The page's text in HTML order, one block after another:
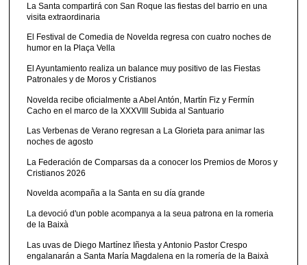
La Santa compartirá con San Roque las fiestas del barrio en una
visita extraordinaria
El Festival de Comedia de Novelda regresa con cuatro noches de
humor en la Plaça Vella
El Ayuntamiento realiza un balance muy positivo de las Fiestas
Patronales y de Moros y Cristianos
Novelda recibe oficialmente a Abel Antón, Martín Fiz y Fermín
Cacho en el marco de la XXXVIII Subida al Santuario
Las Verbenas de Verano regresan a La Glorieta para animar las
noches de agosto
La Federación de Comparsas da a conocer los Premios de Moros y
Cristianos 2026
Novelda acompaña a la Santa en su día grande
La devoció d'un poble acompanya a la seua patrona en la romeria
de la Baixà
Las uvas de Diego Martínez Iñesta y Antonio Pastor Crespo
engalanarán a Santa María Magdalena en la romería de la Baixà